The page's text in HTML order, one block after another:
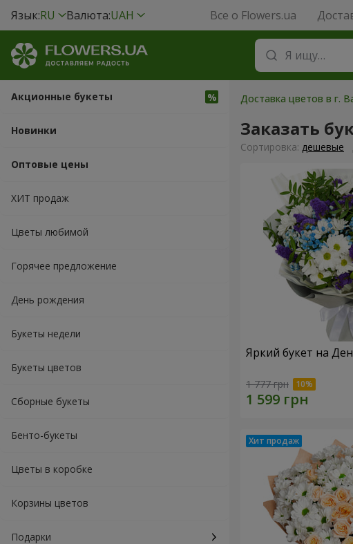
Язык:RU Валюта:UAH Все о Flowers.ua
Акционные букеты
Новинки
Оптовые цены
ХИТ продаж
Цветы любимой
Горячее предложение
День рождения
Букеты недели
Букеты цветов
Сборные букеты
Бенто-букеты
Цветы в коробке
Корзины цветов
Подарки
Доставка цветов в г.
Заказать
Cортировка: дешевые
Яркий букет на
1 777 грн